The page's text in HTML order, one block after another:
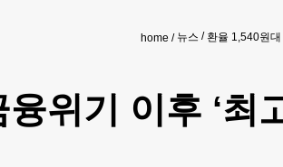
home 뉴스 환율 1,540원대
위기 이후 ‘최